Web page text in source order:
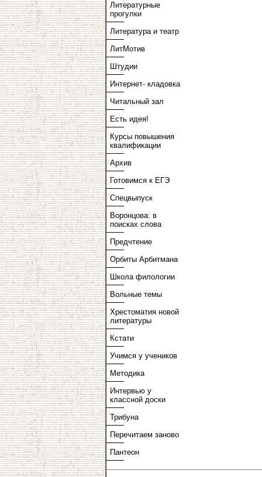
Литературные
прогулки
Литература и театр
ЛитМотив
Штудии
Интернет- кладовка
Читальный зал
Есть идея!
Курсы повышения
квалификации
Архив
Готовимся к ЕГЭ
Спецвыпуск
Воронцова: в
поисках слова
Предчтение
Орбиты Арбитмана
Школа филологии
Вольные темы
Хрестоматия новой
литературы
Кстати
Учимся у учеников
Методика
Интервью у
классной доски
Трибуна
Перечитаем заново
Пантеон